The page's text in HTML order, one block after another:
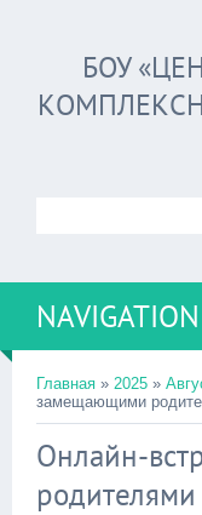
БОУ
NAVIGATION
Главная » 2025 »
замещающими
Онлайн-
родителями